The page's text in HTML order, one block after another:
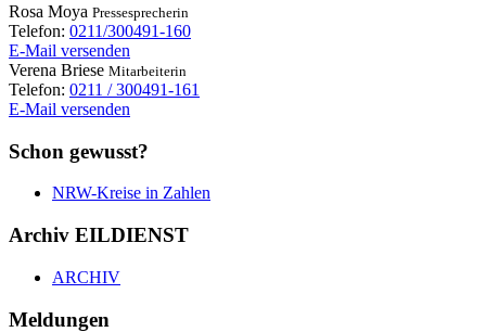
Rosa Moya Pressesprecherin
Telefon: 0211/300491-160
E-Mail versenden
Verena Briese Mitarbeiterin
Telefon: 0211 / 300491-161
E-Mail versenden
Schon gewusst?
NRW-Kreise in Zahlen
Archiv EILDIENST
ARCHIV
Meldungen